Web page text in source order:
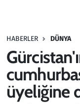
HABERLER DÜNYA
üyeliğine
Haber
Kültür Sanat
Kurumsal